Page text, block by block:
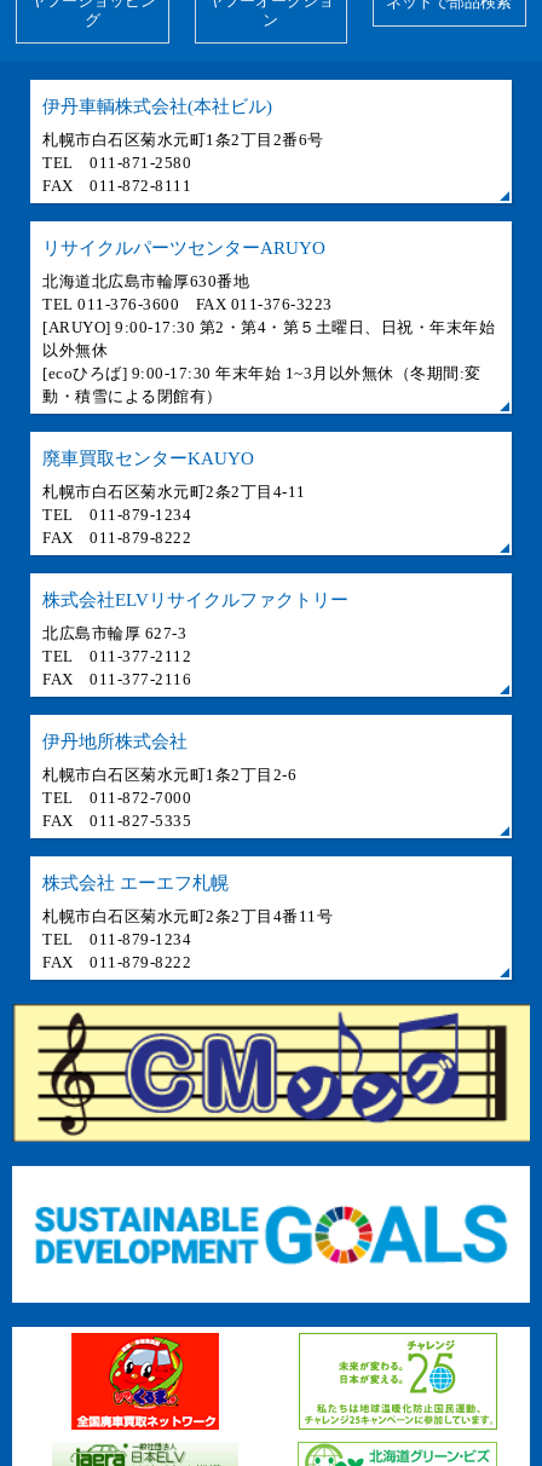
グ
ン
伊丹車輌株式会社(本社ビル)
札幌市白石区菊水元町1条2丁目2番6号
TEL 011-871-2580
FAX 011-872-8111
リサイクルパーツセンターARUYO
北海道北広島市輪厚630番地
TEL 011-376-3600 FAX 011-376-3223
[ARUYO] 9:00-17:30 第2・第4・第５土曜日、日祝・年末年始
以外無休
[ecoひろば] 9:00-17:30 年末年始 1~3月以外無休（冬期間:変
動・積雪による閉館有）
廃車買取センターKAUYO
札幌市白石区菊水元町2条2丁目4-11
TEL 011-879-1234
FAX 011-879-8222
株式会社ELVリサイクルファクトリー
北広島市輪厚 627-3
TEL 011-377-2112
FAX 011-377-2116
伊丹地所株式会社
札幌市白石区菊水元町1条2丁目2-6
TEL 011-872-7000
FAX 011-827-5335
株式会社 エーエフ札幌
札幌市白石区菊水元町2条2丁目4番11号
TEL 011-879-1234
FAX 011-879-8222